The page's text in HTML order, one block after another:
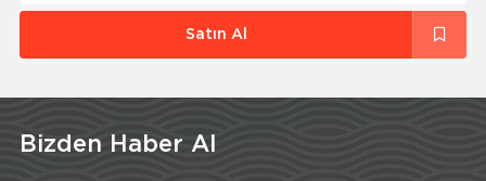
Satın Al
Bizden Haber Al